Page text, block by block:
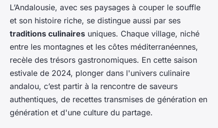
Comment découvrir les
traditions culinaires des
villages de l'Andalousie,
Espagne?
•
L’Andalousie, avec ses paysages à couper le souffle
et son histoire riche, se distingue aussi par ses
traditions culinaires uniques. Chaque village, niché
entre les montagnes et les côtes méditerranéennes,
recèle des trésors gastronomiques. En cette saison
estivale de 2024, plonger dans l'univers culinaire
andalou, c’est partir à la rencontre de saveurs
authentiques, de recettes transmises de génération en
génération et d'une culture du partage.